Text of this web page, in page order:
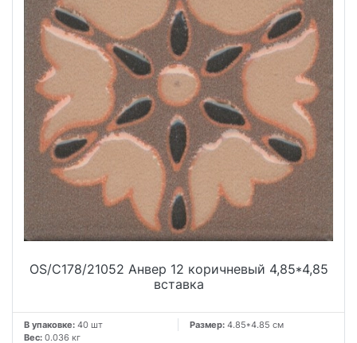
OS/C178/21052 Анвер 12 коричневый 4,85*4,85
вставка
В упаковке: 40 шт Размер: 4.85*4.85 см
Вес: 0.036 кг